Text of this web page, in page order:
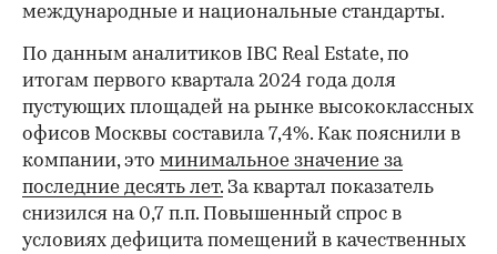
международные и национальные стандарты.
По данным аналитиков IBC Real Estate, по
итогам первого квартала 2024 года доля
пустующих площадей на рынке высококлассных
офисов Москвы составила 7,4%. Как пояснили в
компании, это минимальное значение за
последние десять лет. За квартал показатель
снизился на 0,7 п.п. Повышенный спрос в
условиях дефицита помещений в качественных